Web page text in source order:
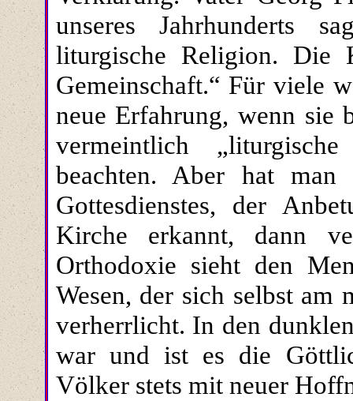
unseres Jahrhunderts
liturgische Religion. Die
Gemeinschaft.“ Für viele
neue Erfahrung, wenn sie
vermeintlich
beachten. Aber hat
Gottesdienstes, der
Kirche erkannt, dann
Orthodoxie sieht den
Wesen, der sich selbst
verherrlicht. In den
war und ist es die
Völker stets mit neuer